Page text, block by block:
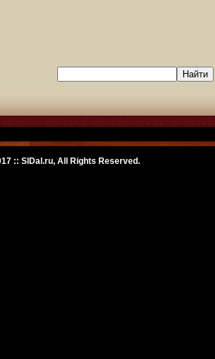
:: SlDal.ru, All Rights Reserved.